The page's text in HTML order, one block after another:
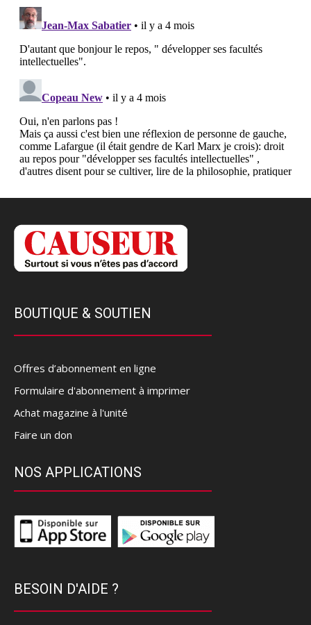
BOUTIQUE & SOUTIEN
Offres d’abonnement en ligne
Formulaire d'abonnement à imprimer
Achat magazine à l'unité
Faire un don
NOS APPLICATIONS
BESOIN D'AIDE ?